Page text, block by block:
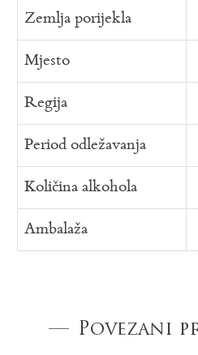
Zemlja porijekla
Mjesto
Regija
Period odležavanja
Količina alkohola
Ambalaža
Povezani